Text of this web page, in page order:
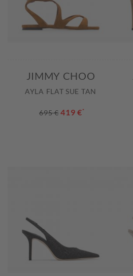
JIMMY CHOO
AYLA FLAT SUE TAN
695 € 419 €*